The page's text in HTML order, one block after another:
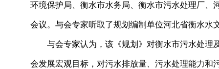
环境保护局、衡水市水务局、衡水市污水处理厂
会议。与会专家听取了规划编制单位河北省衡水
与会专家认为，该《规划》对衡水市污水处理
会发展宏观目标，对污水排放量、污水处理能力